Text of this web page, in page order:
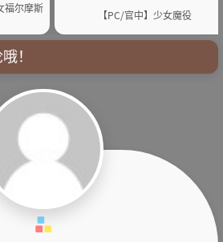
福尔摩斯
【PC/官中】少女魔役
！